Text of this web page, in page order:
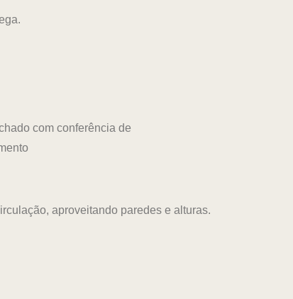
com conferência de
aproveitando paredes e alturas.